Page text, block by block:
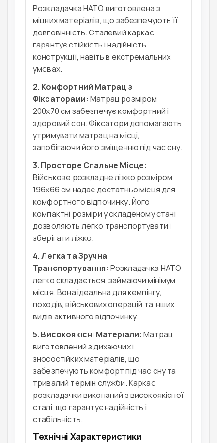
Розкладачка НАТО виготовлена з
міцних матеріалів, що забезпечують її
довговічність. Сталевий каркас
гарантує стійкість і надійність
конструкції, навіть в екстремальних
умовах.
2. Комфортний Матрац з
Фіксаторами: Матрац розміром
200х70 см забезпечує комфортний і
здоровий сон. Фіксатори допомагають
утримувати матрац на місці,
запобігаючи його зміщенню під час сну.
3. Просторе Спальне Місце:
Військове розкладне ліжко розміром
196x66 см надає достатньо місця для
комфортного відпочинку. Його
компактні розміри у складеному стані
дозволяють легко транспортувати і
зберігати ліжко.
4. Легка та Зручна
Транспортування: Розкладачка НАТО
легко складається, займаючи мінімум
місця. Вона ідеальна для кемпінгу,
походів, військових операцій та інших
видів активного відпочинку.
5. Високоякісні Матеріали: Матрац
виготовлений з дихаючих і
зносостійких матеріалів, що
забезпечують комфорт під час сну та
тривалий термін служби. Каркас
розкладачки виконаний з високоякісної
сталі, що гарантує надійність і
стабільність.
Технічні Характеристики